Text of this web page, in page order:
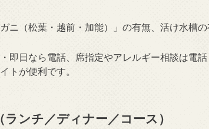
ガニ（松葉・越前・加能）」の有無、活け水槽
即日なら電話、席指定やアレルギー相談は電
トが便利です。
ンチ／ディナー／コース）